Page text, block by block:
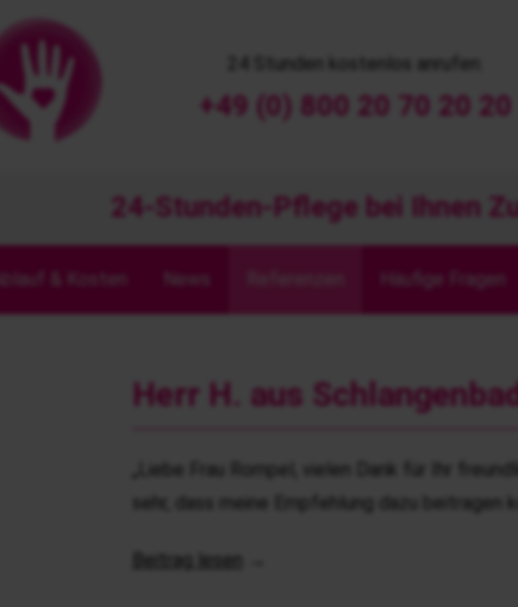
24 Stunden kostenlos anrufen:
+49 (0) 800 20 70 20 20
24-Stunden-Pflege bei Ihnen
Ablauf & Kosten News Häufige Fragen
Herr H. aus Schlangenbad
„Liebe Frau Rompel, vielen Dank für Ihr
sehr, dass meine Empfehlung dazu
Beitrag lesen